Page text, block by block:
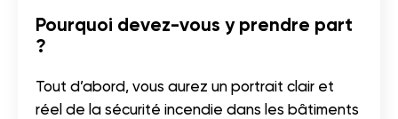
Pourquoi devez-vous y prendre part
?
Tout d’abord, vous aurez un portrait clair et
réel de la sécurité incendie dans les bâtiments